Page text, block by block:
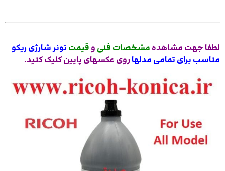
لطفا جهت مشاهده مشخصات فنی و قیمت تونر شارژی ریکو
مناسب برای تمامی مدلها روی عکسهای پایین کلیک کنید.